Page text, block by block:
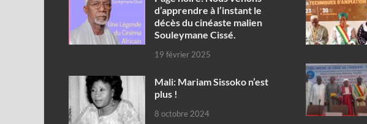
d’apprendre à l’instant le
décès du cinéaste malien
Souleymane Cissé.
19 février 2025
Mali: Mariam Sissoko n’est
plus !
8 octobre 2024